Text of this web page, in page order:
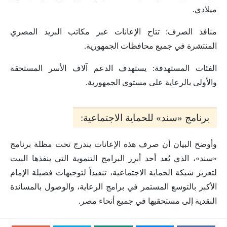
ميلادي.
منافذ الصرف: تتاح الإعانات عبر مكاتب البريد المصري
المنتشرة في جميع محافظات الجمهورية.
الفئات المستهدفة: يستهدف الدعم آلاف الأسر المستحقة
والأولى بالرعاية على مستوى الجمهورية.
برنامج «سند» للحماية الاجتماعية:
وأوضح البيان أن صرف هذه الإعانات يندرج تحت مظلة برنامج
«سند»، الذي يُعد أحد أبرز البرامج التنموية التي ينفذها البيت
لتعزيز شبكة الحماية الاجتماعية، تنفيذاً لتوجيهات فضيلة الإمام
الأكبر بالتوسع المستمر في برامج الرعاية، والوصول بالمساندة
النقدية إلى مستحقيها في جميع أنحاء مصر.